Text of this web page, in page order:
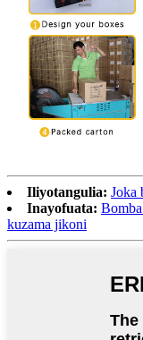
Iliyotangulia: Joka
Inayofuata:
kuzama jikoni